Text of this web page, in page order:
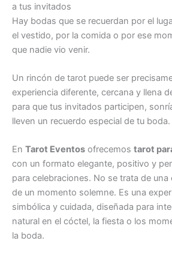
a tus invitados
Hay bodas que se recuerdan por el
el vestido, por la comida o por ese
que nadie vio venir.
Un rincón de tarot puede ser
experiencia diferente, cercana y llena
para que tus invitados participen,
lleven un recuerdo especial de tu boda.
En Tarot Eventos ofrecemos tarot
con un formato elegante, positivo y
para celebraciones. No se trata de
de un momento solemne. Es una
simbólica y cuidada, diseñada para
natural en el cóctel, la fiesta o los
la boda.